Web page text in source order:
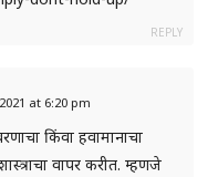
REPLY
at 6:20 pm
किंवा हवामानाचा
वापर करीत. म्हणजे